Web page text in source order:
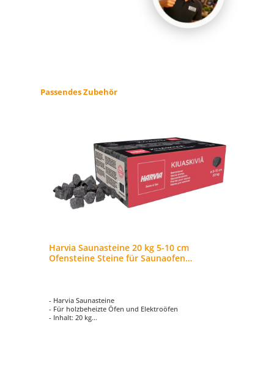
Produktgalerie überspringen
Passendes Zubehör
Harvia Saunasteine 20 kg 5-10 cm
Ofensteine Steine für Saunaofen
- Harvia Saunasteine
- Für holzbeheizte Öfen und Elektroöfen
- Inhalt: 20 kg